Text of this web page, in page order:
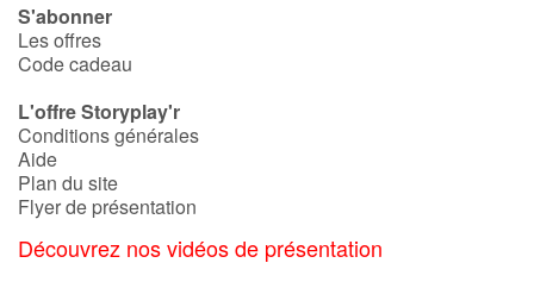
S'abonner
Les offres
Code cadeau
L'offre Storyplay'r
Conditions générales
Aide
Plan du site
Flyer de présentation
Découvrez nos vidéos de présentation